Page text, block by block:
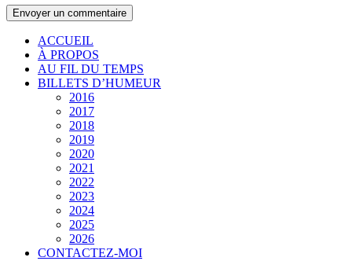
ACCUEIL
À PROPOS
AU FIL DU TEMPS
BILLETS D’HUMEUR
2016
2017
2018
2019
2020
2021
2022
2023
2024
2025
2026
CONTACTEZ-MOI